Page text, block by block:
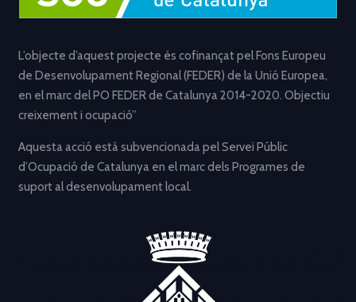
L’objecte d’aquest projecte és cofinançat pel Fons Europeu
de Desenvolupament Regional (FEDER) de la Unió Europea,
en el marc del PO FEDER de Catalunya 2014-2020. Objectiu
creixement i ocupació”
Aquesta acció està subvencionada pel Servei Públic
d’Ocupació de Catalunya en el marc dels Programes de
suport al desenvolupament local.